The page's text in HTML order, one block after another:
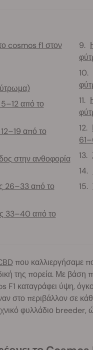
cosmos f1 στον
από το
από το
στην ανθοφορία
26–33 από το
33–40 από το
που καλλιεργήσαμε
της πορεία. Με βάση
F1 καταγράφει ύψη,
στο περιβάλλον σε
φυλλάδιο